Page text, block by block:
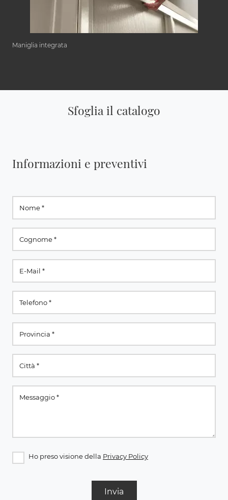
Maniglia integrata
Sfoglia il catalogo
Informazioni e preventivi
Ho preso visione della Privacy Policy
Invia